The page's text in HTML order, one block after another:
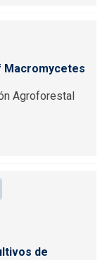
Macromycetes
Agroforestal
de